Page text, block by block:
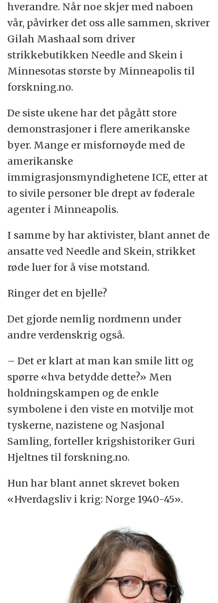
hverandre. Når noe skjer med naboen
vår, påvirker det oss alle sammen, skriver
Gilah Mashaal som driver
strikkebutikken Needle and Skein i
Minnesotas største by Minneapolis til
forskning.no.
De siste ukene har det pågått store
demonstrasjoner i flere amerikanske
byer. Mange er misfornøyde med de
amerikanske
immigrasjonsmyndighetene ICE, etter at
to sivile personer ble drept av føderale
agenter i Minneapolis.
I samme by har aktivister, blant annet de
ansatte ved Needle and Skein, strikket
røde luer for å vise motstand.
Ringer det en bjelle?
Det gjorde nemlig nordmenn under
andre verdenskrig også.
– Det er klart at man kan smile litt og
spørre «hva betydde dette?» Men
holdningskampen og de enkle
symbolene i den viste en motvilje mot
tyskerne, nazistene og Nasjonal
Samling, forteller krigshistoriker Guri
Hjeltnes til forskning.no.
Hun har blant annet skrevet boken
«Hverdagsliv i krig: Norge 1940-45».